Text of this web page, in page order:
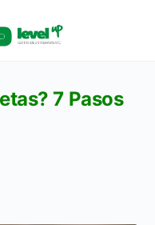
7 Pasos